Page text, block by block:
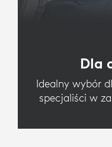
Dla
Idealny wybór
specjaliści w